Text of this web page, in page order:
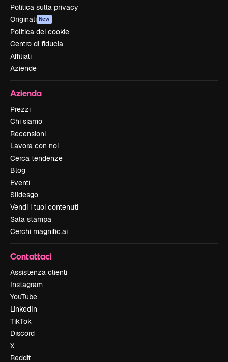
Politica sulla privacy
Originali New
Politica dei cookie
Centro di fiducia
Affiliati
Aziende
Azienda
Prezzi
Chi siamo
Recensioni
Lavora con noi
Cerca tendenze
Blog
Eventi
Slidesgo
Vendi i tuoi contenuti
Sala stampa
Cerchi magnific.ai
Contattaci
Assistenza clienti
Instagram
YouTube
LinkedIn
TikTok
Discord
X
Reddit